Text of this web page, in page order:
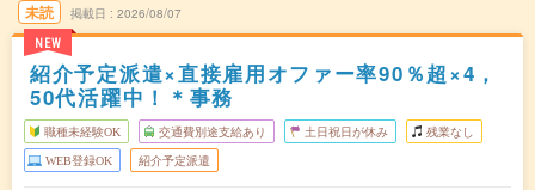
未読
NEW
掲載日 2026/08/07
紹介予定派遣×直接雇用オファー率90％超×4，
50代活躍中！＊事務
職種未経験OK 交通費別途支給あり 土日祝日が休み 残業なし
WEB登録OK 紹介予定派遣